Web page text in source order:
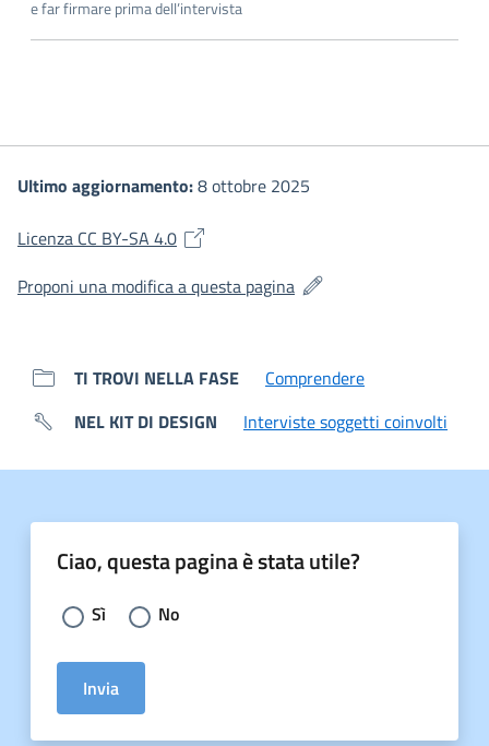
e far firmare prima dell’intervista
Ultimo aggiornamento:8 ottobre 2025
Licenza CC BY-SA 4.0(si apre in una nuova finestra)
Proponi una modifica a questa pagina (si apre in una nuova
TI TROVI NELLA FASE
Comprendere
NEL KIT DI DESIGN
Interviste soggetti coinvolti
Ciao, questa pagina è stata utile?
Scegli la risposta:
Sì No
Invia